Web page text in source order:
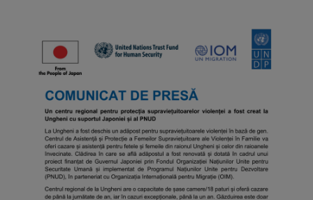
Deținători
ai
titlului
„Merite
pentru
Ungheni”